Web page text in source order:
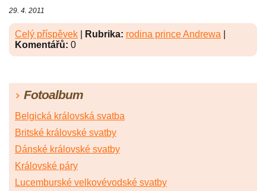
29. 4. 2011
Celý příspěvek Rubrika: rodina prince Andrewa
Komentářů: 0
Fotoalbum
Belgická královská svatba
Britské královské svatby
Dánské královské svatby
Královské páry
Lucemburské velkovévodské svatby